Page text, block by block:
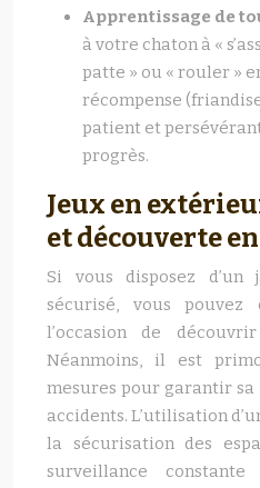
Apprentissage de
à votre chaton à «
patte » ou « rouler »
récompense
patient et
progrès.
Jeux en
et découverte
Si vous disposez d’un
sécurisé, vous
l’occasion de
Néanmoins, il est
mesures pour garantir
accidents. L’utilisation
la sécurisation des
surveillance